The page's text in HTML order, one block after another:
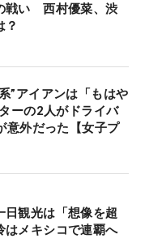
戦い 西村優菜、渋
？
”アイアンは「もはや
ーの2人がドライバ
意外だった【女子プ
日観光は「想像を超
メキシコで連覇へ